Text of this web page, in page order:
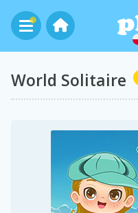
World Solitaire